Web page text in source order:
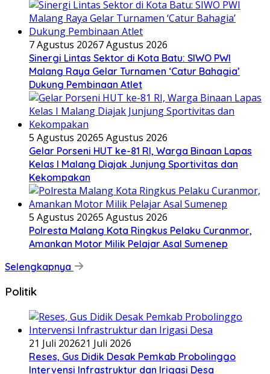
7 Agustus 20267 Agustus 2026
Sinergi Lintas Sektor di Kota Batu: SIWO PWI
Malang Raya Gelar Turnamen ‘Catur Bahagia’
Dukung Pembinaan Atlet
5 Agustus 20265 Agustus 2026
Gelar Porseni HUT ke-81 RI, Warga Binaan Lapas
Kelas I Malang Diajak Junjung Sportivitas dan
Kekompakan
5 Agustus 20265 Agustus 2026
Polresta Malang Kota Ringkus Pelaku Curanmor,
Amankan Motor Milik Pelajar Asal Sumenep
Selengkapnya
Politik
21 Juli 202621 Juli 2026
Reses, Gus Didik Desak Pemkab Probolinggo
Intervensi Infrastruktur dan Irigasi Desa